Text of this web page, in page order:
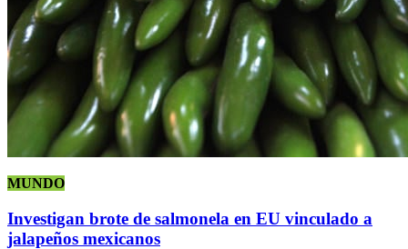
MUNDO
Investigan brote de salmonela en EU vinculado a
jalapeños mexicanos